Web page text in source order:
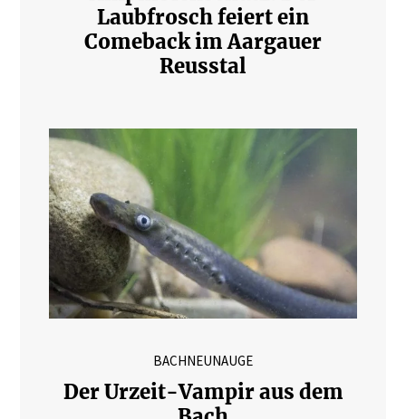
Laubfrosch feiert ein
Comeback im Aargauer
Reusstal
BACHNEUNAUGE
Der Urzeit-Vampir aus dem